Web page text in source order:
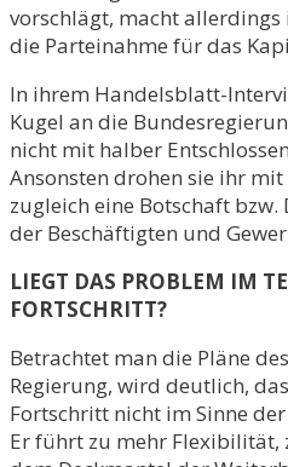
vorschlägt, macht
die Parteinahme für das
In ihrem Handelsblatt-
Kugel an die
nicht mit halber
Ansonsten drohen sie ihr
zugleich eine Botschaft
der Beschäftigten und
LIEGT DAS PROBLEM IM
FORTSCHRITT?
Betrachtet man die Pläne
Regierung, wird deutlich,
Fortschritt nicht im Sinne
Er führt zu mehr